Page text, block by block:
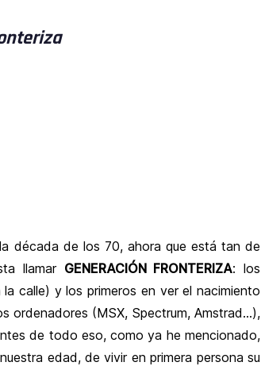
década de los 70, ahora que está tan de
llamar GENERACIÓN FRONTERIZA: los
calle) y los primeros en ver el nacimiento
ordenadores (MSX, Spectrum, Amstrad…),
de todo eso, como ya he mencionado,
edad, de vivir en primera persona su